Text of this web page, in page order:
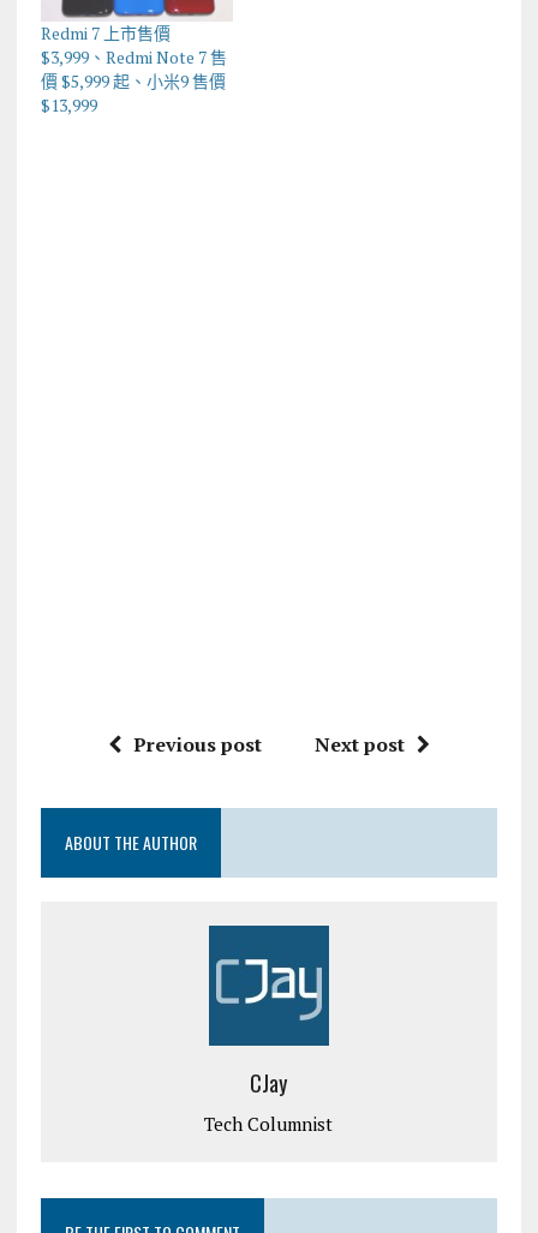
Redmi 7 上市售價
$3,999、Redmi Note 7 售
價 $5,999 起、小米9 售價
$13,999
Previous post Next post
ABOUT THE AUTHOR
CJay
Tech Columnist